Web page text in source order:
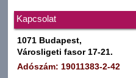
Kapcsolat
1071 Budapest,
Városligeti fasor 17-21.
Adószám: 19011383-2-42